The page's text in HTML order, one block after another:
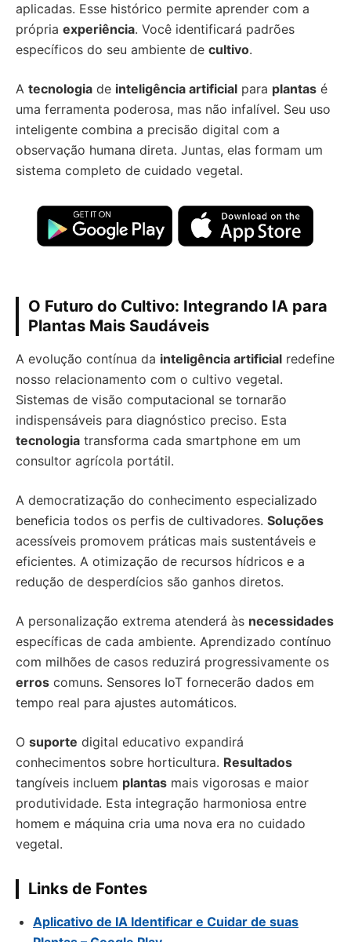
aplicadas. Esse histórico permite aprender com a
própria experiência. Você identificará padrões
específicos do seu ambiente de cultivo.
A tecnologia de inteligência artificial para plantas é
uma ferramenta poderosa, mas não infalível. Seu uso
inteligente combina a precisão digital com a
observação humana direta. Juntas, elas formam um
sistema completo de cuidado vegetal.
O Futuro do Cultivo: Integrando IA para
Plantas Mais Saudáveis
A evolução contínua da inteligência artificial redefine
nosso relacionamento com o cultivo vegetal.
Sistemas de visão computacional se tornarão
indispensáveis para diagnóstico preciso. Esta
tecnologia transforma cada smartphone em um
consultor agrícola portátil.
A democratização do conhecimento especializado
beneficia todos os perfis de cultivadores. Soluções
acessíveis promovem práticas mais sustentáveis e
eficientes. A otimização de recursos hídricos e a
redução de desperdícios são ganhos diretos.
A personalização extrema atenderá às necessidades
específicas de cada ambiente. Aprendizado contínuo
com milhões de casos reduzirá progressivamente os
erros comuns. Sensores IoT fornecerão dados em
tempo real para ajustes automáticos.
O suporte digital educativo expandirá
conhecimentos sobre horticultura. Resultados
tangíveis incluem plantas mais vigorosas e maior
produtividade. Esta integração harmoniosa entre
homem e máquina cria uma nova era no cuidado
vegetal.
Links de Fontes
Aplicativo de IA Identificar e Cuidar de suas